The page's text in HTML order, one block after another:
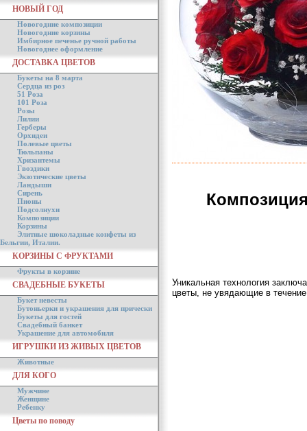
НОВЫЙ ГОД
Новогодние композиции
Новогодние корзины
Имбирное печенье ручной работы
Новогоднее оформление
ДОСТАВКА ЦВЕТОВ
Букеты на 8 марта
Сердца из роз
51 Роза
101 Роза
Розы
Лилии
Герберы
Орхидеи
Полевые цветы
Тюльпаны
Хризантемы
Гвоздики
Экзотические цветы
Ландыши
Сирень
Пионы
Подсолнухи
Композиции
Корзины
Элитные шоколадные конфеты из
Бельгии, Италии.
КОРЗИНЫ С ФРУКТАМИ
Фрукты в корзине
СВАДЕБНЫЕ БУКЕТЫ
Букет невесты
Бутоньерки и украшения для прически
Букеты для гостей
Свадебный банкет
Украшение для автомобиля
ИГРУШКИ ИЗ ЖИВЫХ ЦВЕТОВ
Животные
ДЛЯ КОГО
Мужчине
Женщине
Ребенку
Цветы по поводу
Уникальная технология
цветы, не увядающие в